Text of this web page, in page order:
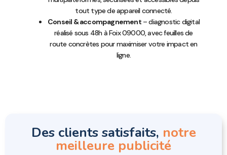
tout type de appareil connecté.
Conseil & accompagnement– diagnostic digital
réalisé sous 48h à Foix 09000, avec feuilles de
route concrètes pour maximiser votre impact en
ligne.
Des clients satisfaits, notre
meilleure publicité